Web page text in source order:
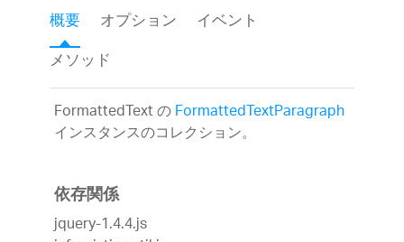
概要 オプション
イベント
メソッド
FormattedText のFormattedTextParagraph
インスタンスのコレクション。
依存関係
jquery-1.4.4.js